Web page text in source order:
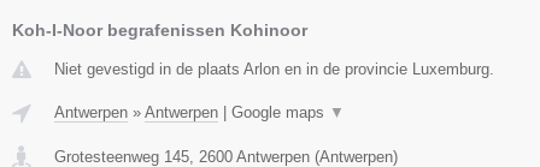
Koh-I-Noor begrafenissen Kohinoor
Niet gevestigd in de plaats Arlon en in de provincie Luxemburg.
Antwerpen » Antwerpen | Google maps ▼
Grotesteenweg 145 2600 Antwerpen (Antwerpen)